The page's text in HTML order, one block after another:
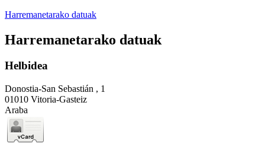
Harremanetarako datuak
Harremanetarako datuak
Helbidea
Donostia-San Sebastián , 1
01010 Vitoria-Gasteiz
Araba